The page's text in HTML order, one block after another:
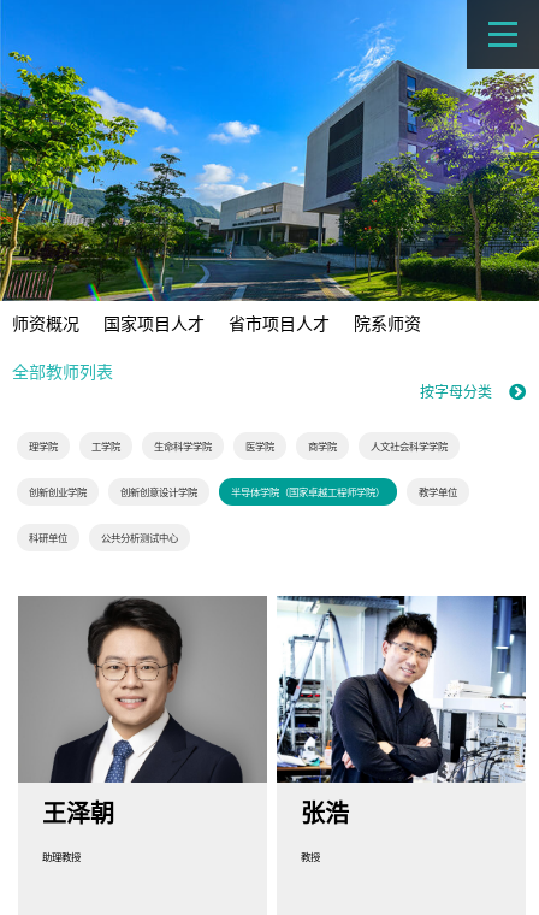
师资概况 国家项目人才 省市项目人才 院系师资
全部教师列表
按字母分类
理学院 工学院 生命科学学院 医学院 商学院 人文社会科学学院
创新创业学院 创新创意设计学院 半导体学院（国家卓越工程师学院） 教学单位
科研单位 公共分析测试中心
王泽朝
助理教授
张浩
教授